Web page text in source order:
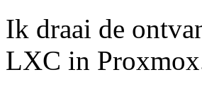
Ik draai de
LXC in